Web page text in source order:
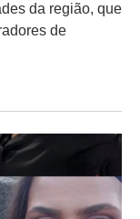
da região, que
de